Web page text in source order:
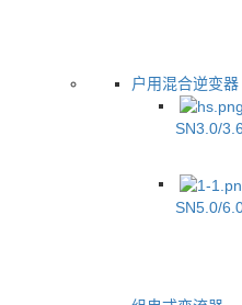
户用混合逆变器
SN3.0/
SN5.0/